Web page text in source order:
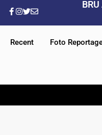
Recent Foto